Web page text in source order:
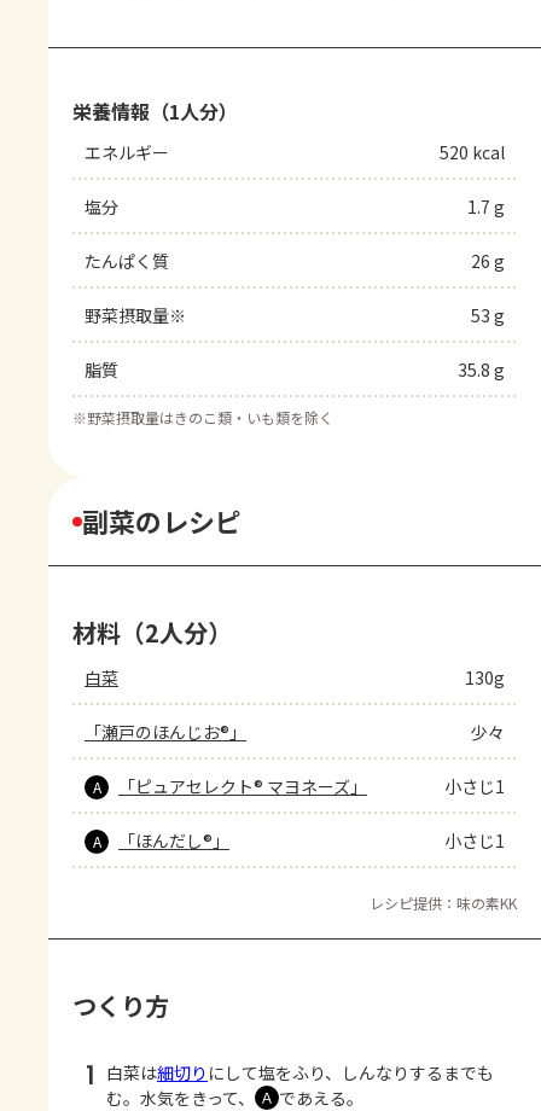
栄養情報（1人分）
エネルギー 520 kcal
塩分 1.7 g
たんぱく質 26 g
野菜摂取量※ 53 g
脂質 35.8 g
※野菜摂取量はきのこ類・いも類を除く
副菜のレシピ
材料（2人分）
白菜 130g
「瀬戸のほんじお®」 少々
A 「ピュアセレクト® マヨネーズ」 小さじ1
A 「ほんだし®」 小さじ1
レシピ提供：味の素KK
つくり方
1 白菜は細切り にして塩をふり、しんなりするまでも
む。水気をきって、
Ａ であえる。